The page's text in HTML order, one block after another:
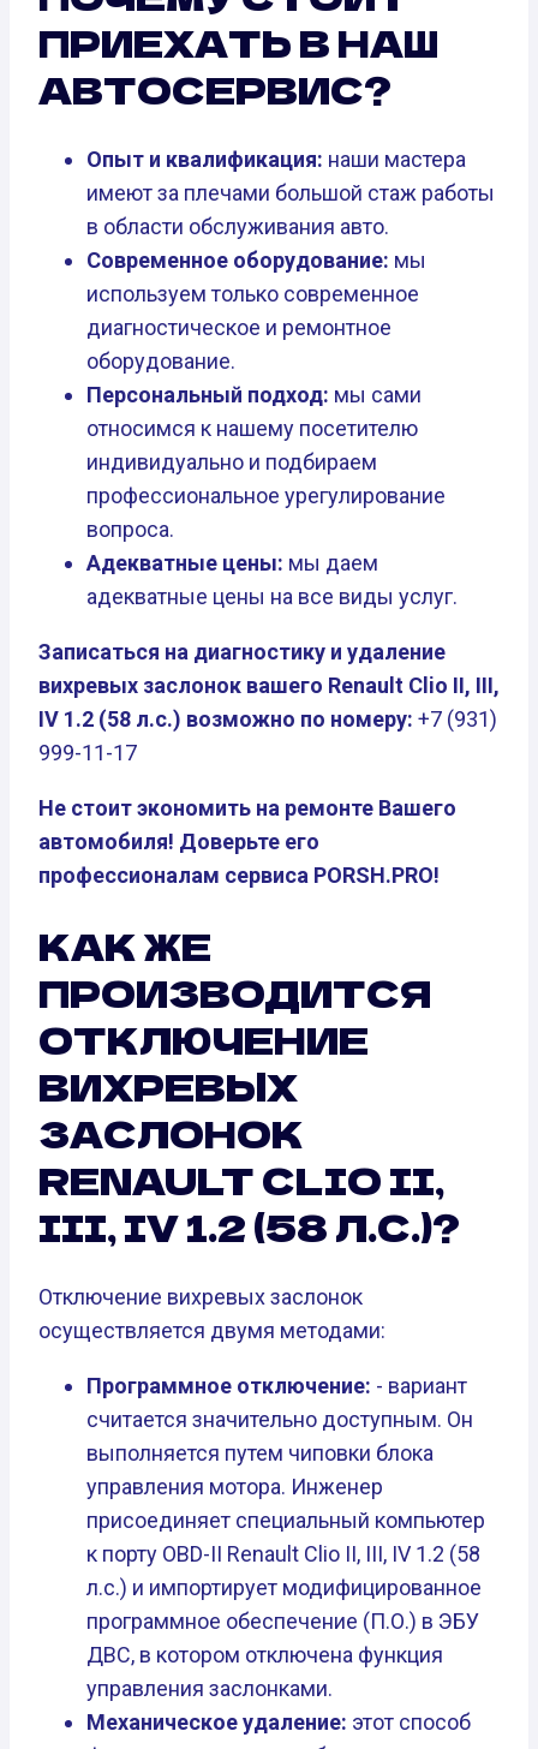
ПРИЕХАТЬ В НАШ
АВТОСЕРВИС?
Опыт и квалификация: наши мастера
имеют за плечами большой стаж работы
в области обслуживания авто.
Современное оборудование: мы
используем только современное
диагностическое и ремонтное
оборудование.
Персональный подход: мы сами
относимся к нашему посетителю
индивидуально и подбираем
профессиональное урегулирование
вопроса.
Адекватные цены: мы даем
адекватные цены на все виды услуг.
Записаться на диагностику и удаление
вихревых заслонок вашего Renault Clio II, III,
IV 1.2 (58 л.с.) возможно по номеру: +7 (931)
999-11-17
Не стоит экономить на ремонте Вашего
автомобиля! Доверьте его
профессионалам сервиса PORSH.PRO!
КАК ЖЕ
ПРОИЗВОДИТСЯ
ОТКЛЮЧЕНИЕ
ВИХРЕВЫХ
ЗАСЛОНОК
RENAULT CLIO II,
III, IV 1.2 (58 Л.С.)?
Отключение вихревых заслонок
осуществляется двумя методами:
Программное отключение: - вариант
считается значительно доступным. Он
выполняется путем чиповки блока
управления мотора. Инженер
присоединяет специальный компьютер
к порту OBD-II Renault Clio II, III, IV 1.2 (58
л.с.) и импортирует модифицированное
программное обеспечение (П.О.) в ЭБУ
ДВС, в котором отключена функция
управления заслонками.
Механическое удаление: этот способ